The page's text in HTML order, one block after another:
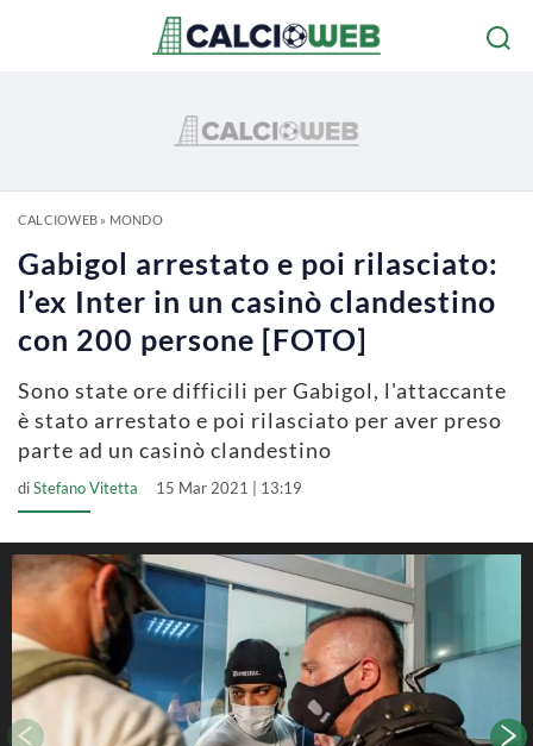
CALCIOWEB» MONDO
Gabigol arrestato e poi rilasciato:
l’ex Inter in un casinò clandestino
con 200 persone [FOTO]
Sono state ore difficili per Gabigol, l'attaccante
è stato arrestato e poi rilasciato per aver preso
parte ad un casinò clandestino
diStefano Vitetta 15 Mar 2021 | 13:19